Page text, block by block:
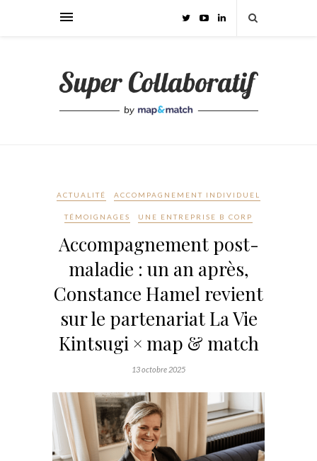
ACTUALITÉ ACCOMPAGNEMENT INDIVIDUEL
TÉMOIGNAGES UNE ENTREPRISE B CORP
Accompagnement post-
maladie : un an après,
Constance Hamel revient
sur le partenariat La Vie
Kintsugi × map & match
13 octobre 2025